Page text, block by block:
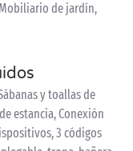
de jardín,
y toallas de
estancia, Conexión
3 códigos